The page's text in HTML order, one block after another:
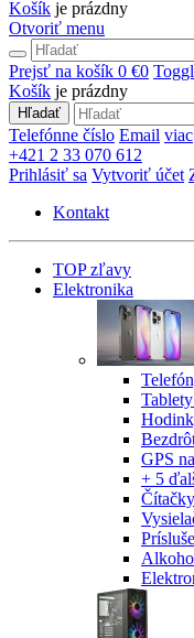
Košík je prázdny
Otvoriť menu
Prejsť na košík 0 €0
Košík je prázdny
Hľadať
Telefónne číslo Email viac
+421 2 33 070 612
Prihlásiť sa Vytvoriť účet
Kontakt
TOP zľavy
Elektronika
GPS
+ 5